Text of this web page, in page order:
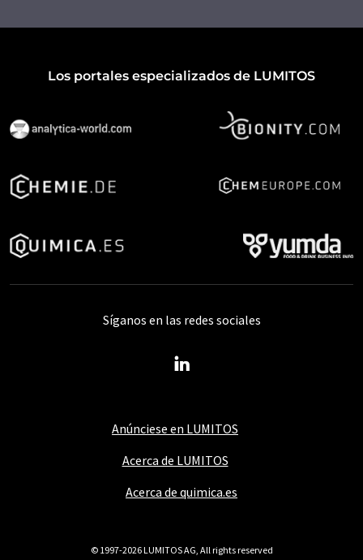
Los portales especializados de LUMITOS
Anúnciese en LUMITOS
Acerca de LUMITOS
Acerca de quimica.es
Síganos en las redes sociales
© 1997-2026 LUMITOS AG, All rights reserved